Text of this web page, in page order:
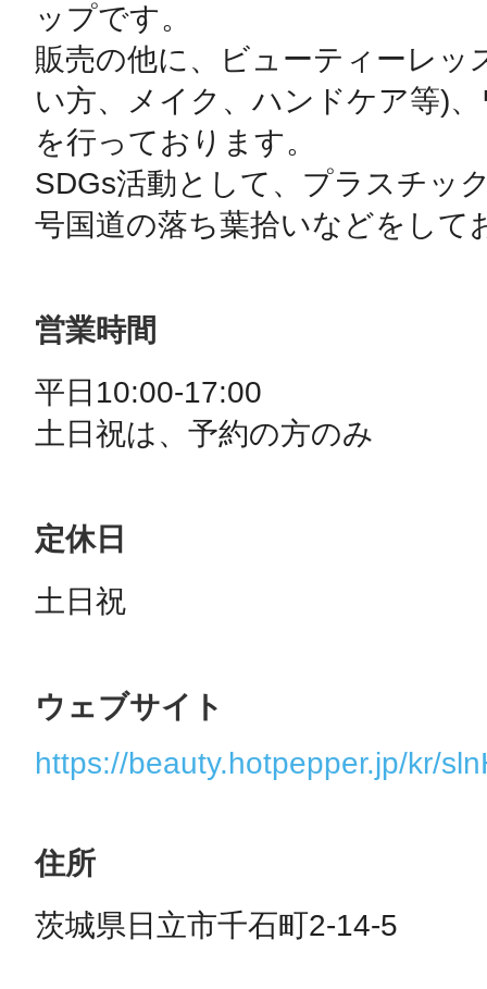
ップです。
販売の他に、ビューティーレッ
い方、メイク、ハンドケア等)
を行っております。
SDGs活動として、プラスチッ
号国道の落ち葉拾いなどをして
営業時間
平日10:00-17:00
土日祝は、予約の方のみ
定休日
ウェブサイト
https://beauty.hotpepper.jp/kr/
住所
茨城県日立市千石町2-14-5